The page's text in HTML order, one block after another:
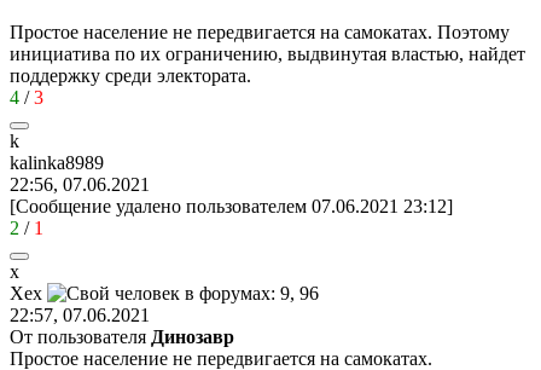
Простое население не передвигается на самокатах. Поэтому
инициатива по их ограничению, выдвинутая властью, найдет
поддержку среди электората.
4 /3
k
kalinka8989
22:56, 07.06.2021
[Сообщение удалено пользователем 07.06.2021 23:12]
2 / 1
х
Хех
22:57, 07.06.2021
От пользователя Динозавp
Простое население не передвигается на самокатах.